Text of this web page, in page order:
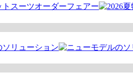
トスーツオーダーフェアー
リューション